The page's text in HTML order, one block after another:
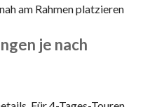
am Rahmen platzieren
je nach